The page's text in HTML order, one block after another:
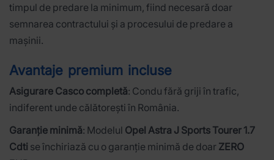
timpul de predare la minimum, fiind necesară doar
semnarea contractului și a procesului de predare a
mașinii.
Avantaje premium incluse
Asigurare Casco completă: Condu fără griji în trafic,
indiferent unde călătorești în România.
Garanție minimă: Modelul Opel Astra J Sports Tourer 1.7
Cdti se închiriază cu o garanție minimă de doar ZERO